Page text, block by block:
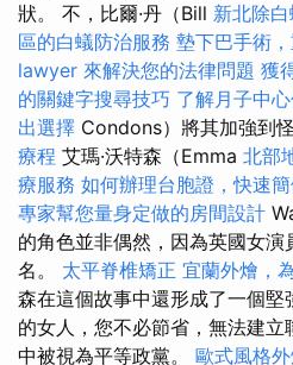
狀。 不，比爾·丹（Bill 新北除
區的白蟻防治服務 墊下巴手術
lawyer 來解決您的法律問題 獲
的關鍵字搜尋技巧 了解月子中
出選擇 Condons）將其加強到
療程 艾瑪·沃特森（Emma 北部
療服務 如何辦理台胞證，快速
專家幫您量身定做的房間設計
的角色並非偶然，因為英國女
名。 太平脊椎矯正 宜蘭外燴，
森在這個故事中還形成了一個
的女人，您不必節省，無法建
中被視為平等政黨。 歐式風格